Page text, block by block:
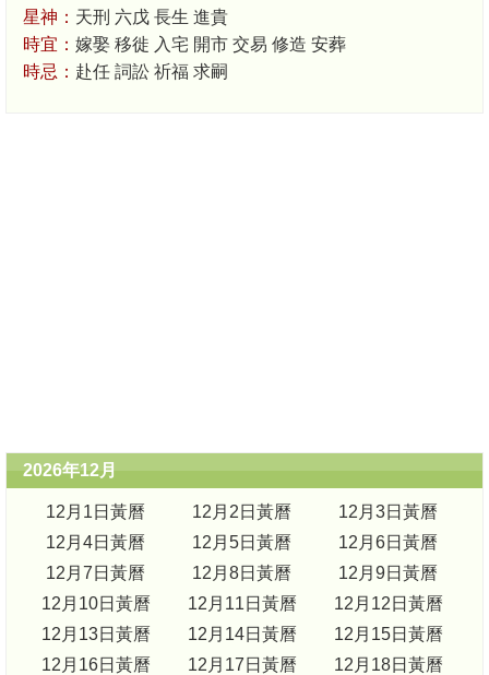
星神： 天刑 六戊 長生 進貴
時宜： 嫁娶 移徙 入宅 開市 交易 修造 安葬
時忌： 赴任 詞訟 祈福 求嗣
2026年12月
12月1日黃曆 12月2日黃曆
12月3日黃曆
12月4日黃曆
12月5日黃曆
12月6日黃曆
12月7日黃曆
12月8日黃曆
12月9日黃曆
12月10日黃曆
12月11日黃曆
12月12日黃曆
12月13日黃曆
12月14日黃曆
12月15日黃曆
12月16日黃曆
12月17日黃曆
12月18日黃曆